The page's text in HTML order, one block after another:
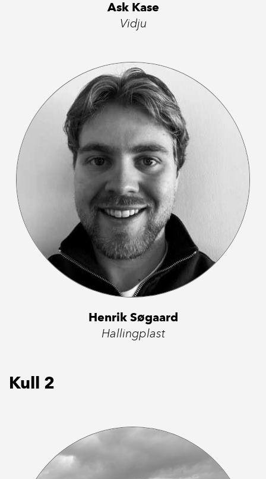
Ask Kase
Vidju
Henrik Søgaard
Hallingplast
Kull 2